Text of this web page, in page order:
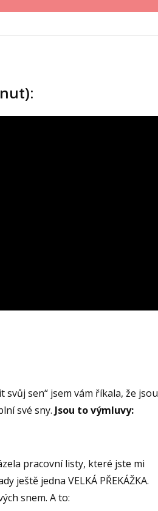
svůj sen“ jsem vám říkala, že jsou
své sny. Jsou to výmluvy:
pracovní listy, které jste mi
ještě jedna VELKÁ PŘEKÁŽKA.
snem. A to: